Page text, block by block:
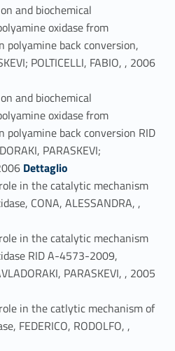
and biochemical
oxidase from
polyamine back conversion,
POLTICELLI, FABIO, , 2006
and biochemical
oxidase from
polyamine back conversion RID
PARASKEVI;
Link identifier #identifier_person_163847-41
Dettaglio
in the catalytic mechanism
CONA, ALESSANDRA, ,
in the catalytic mechanism
RID A-4573-2009,
PARASKEVI, , 2005
in the catlytic mechanism of
FEDERICO, RODOLFO, ,